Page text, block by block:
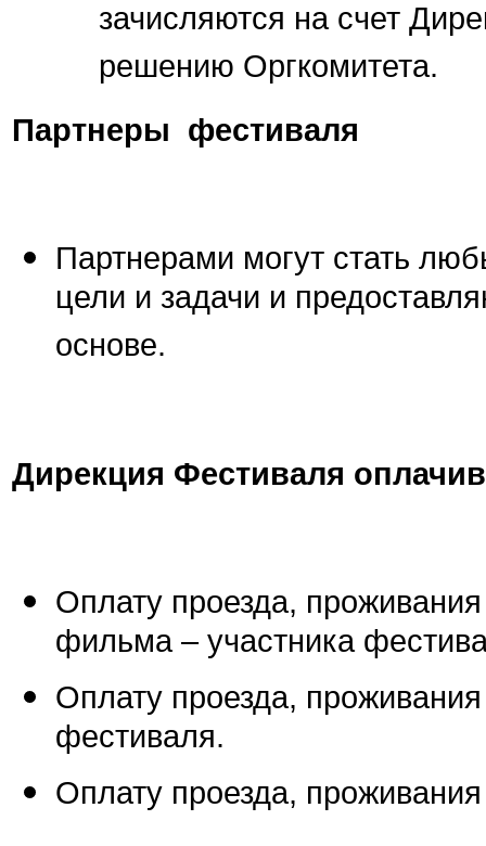
зачисляются на счет
решению Оргкомитета.
Партнеры фестиваля
Партнерами могут стать
цели и задачи и
основе.
Дирекция Фестиваля
Оплату проезда,
фильма – участника
Оплату проезда,
фестиваля.
Оплату проезда,